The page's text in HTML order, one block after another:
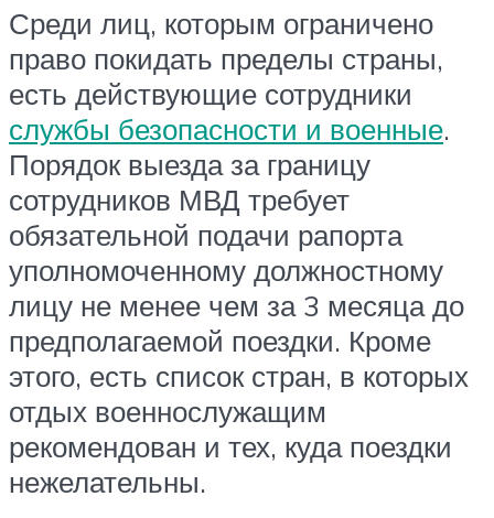
Среди лиц, которым ограничено
право покидать пределы страны,
есть действующие сотрудники
службы безопасности и военные.
Порядок выезда за границу
сотрудников МВД требует
обязательной подачи рапорта
уполномоченному должностному
лицу не менее чем за 3 месяца до
предполагаемой поездки. Кроме
этого, есть список стран, в которых
отдых военнослужащим
рекомендован и тех, куда поездки
нежелательны.